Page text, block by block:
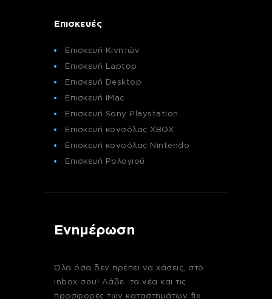
Επισκευές
Επισκευή Κινητών
Επισκευή Laptop
Επισκευή Desktop
Επισκευή iMac
Επισκευή Sony Playstation
Επισκευή κονσόλας XBOX
Επισκευή κονσόλας Nintendo
Επισκευή Ρολογιού
Ενημέρωση
Όλα όσα δεν πρέπει να χάσεις, στο
inbox σου! Λάβε τα νέα και τις
προσφορές των καταστημάτων fix